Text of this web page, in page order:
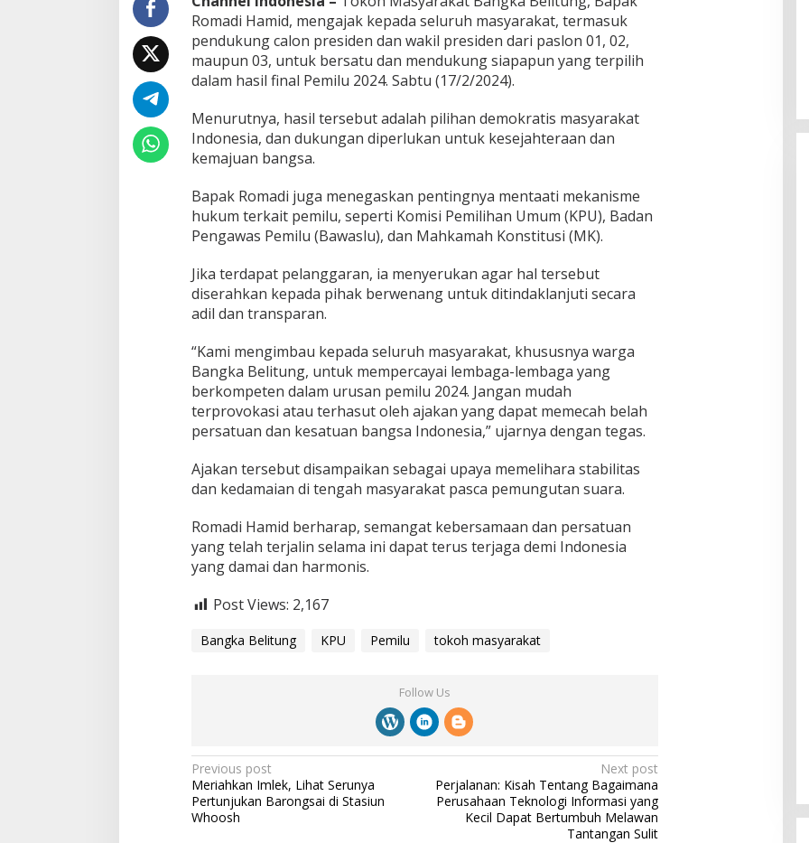
a
o
n
T
p
i
l
h
,
H
i
d
a
r
i
r
o
v
o
k
a
i
P
a
c
a
P
m
i
u
Romadi Hamid, mengajak kepada seluruh masyarakat, termasuk
pendukung calon presiden dan wakil presiden dari paslon 01, 02,
maupun 03, untuk bersatu dan mendukung siapapun yang terpilih
dalam hasil final Pemilu 2024. Sabtu (17/2/2024).
Menurutnya, hasil tersebut adalah pilihan demokratis masyarakat
Indonesia, dan dukungan diperlukan untuk kesejahteraan dan
kemajuan bangsa.
Bapak Romadi juga menegaskan pentingnya mentaati mekanisme
hukum terkait pemilu, seperti Komisi Pemilihan Umum (KPU), Badan
Pengawas Pemilu (Bawaslu), dan Mahkamah Konstitusi (MK).
Jika terdapat pelanggaran, ia menyerukan agar hal tersebut
diserahkan kepada pihak berwenang untuk ditindaklanjuti secara
adil dan transparan.
“Kami mengimbau kepada seluruh masyarakat, khususnya warga
Bangka Belitung, untuk mempercayai lembaga-lembaga yang
berkompeten dalam urusan pemilu 2024. Jangan mudah
terprovokasi atau terhasut oleh ajakan yang dapat memecah belah
persatuan dan kesatuan bangsa Indonesia,” ujarnya dengan tegas.
Ajakan tersebut disampaikan sebagai upaya memelihara stabilitas
dan kedamaian di tengah masyarakat pasca pemungutan suara.
Romadi Hamid berharap, semangat kebersamaan dan persatuan
yang telah terjalin selama ini dapat terus terjaga demi Indonesia
yang damai dan harmonis.
Post Views: 2,167
Bangka Belitung KPU Pemilu tokoh masyarakat
Follow Us
P
o
s
Previous post
Meriahkan Imlek, Lihat Serunya
Pertunjukan Barongsai di Stasiun
Whoosh
Next post
Perjalanan: Kisah Tentang Bagaimana
Perusahaan Teknologi Informasi yang
Kecil Dapat Bertumbuh Melawan
Tantangan Sulit